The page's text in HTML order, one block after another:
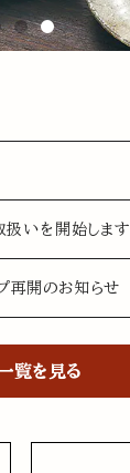
扱いを開始します
再開のお知らせ
覧を見る